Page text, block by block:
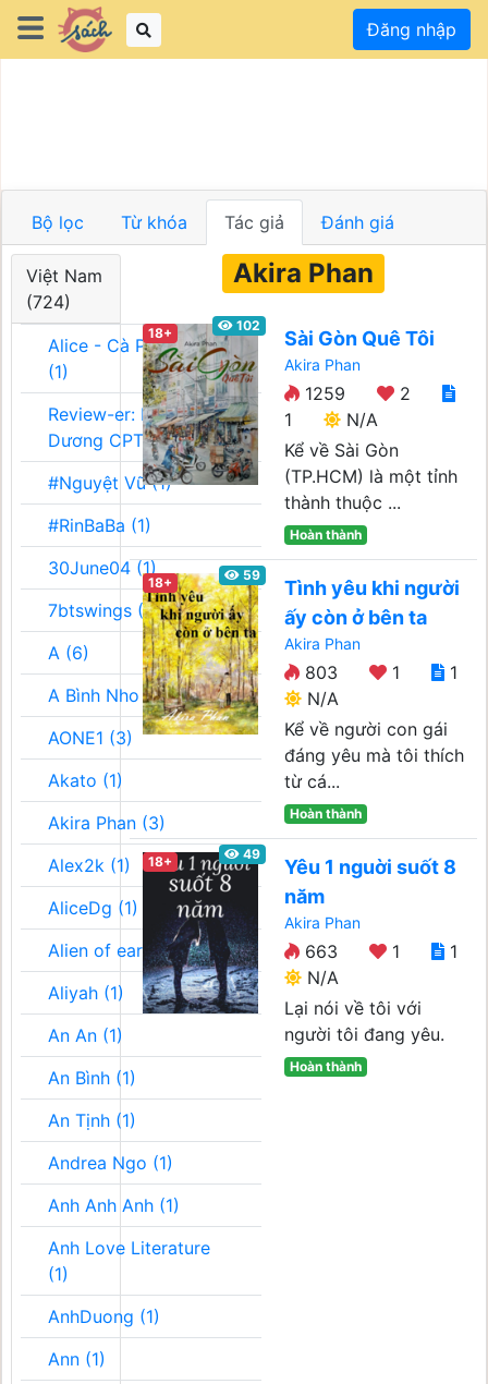
Đăng nhập
Bộ lọc Từ khóa Tác giả Đánh giá
Việt Nam
(724)
Alice - Cà Phê Team
(1)
Review-er: Dương
Dương CPT (1)
#Nguyệt Vũ (1)
#RinBaBa (1)
30June04 (1)
7btswings (3)
A (6)
A Bình Nho (2)
AONE1 (3)
Akato (1)
Akira Phan (3)
Alex2k (1)
AliceDg (1)
Alien of earth (1)
Aliyah (1)
An An (1)
An Bình (1)
An Tịnh (1)
Andrea Ngo (1)
Anh Anh Anh (1)
Anh Love Literature
(1)
AnhDuong (1)
Ann (1)
Akira Phan
18+ 102
Sài Gòn Quê Tôi
Akira Phan
1259
2
1
N/A
Kể về Sài Gòn
(TP.HCM) là một tỉnh
thành thuộc ...
Hoàn thành
18+ 59
Tình yêu khi người
ấy còn ở bên ta
Akira Phan
803 1
1
N/A
Kể về người con gái
đáng yêu mà tôi thích
từ cá...
Hoàn thành
18+ 49
Yêu 1 nguời suốt 8
năm
Akira Phan
663 1
1
N/A
Lại nói về tôi với
người tôi đang yêu.
Hoàn thành